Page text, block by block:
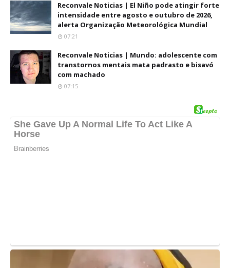
Reconvale Noticias | El Niño pode atingir forte
intensidade entre agosto e outubro de 2026,
alerta Organização Meteorológica Mundial
07:21
Reconvale Noticias | Mundo: adolescente com
transtornos mentais mata padrasto e bisavó
com machado
07:15